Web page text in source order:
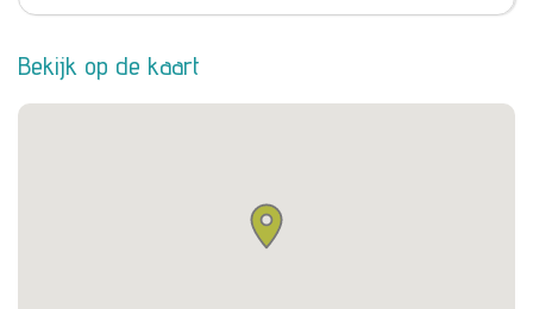
Bekijk op de kaart